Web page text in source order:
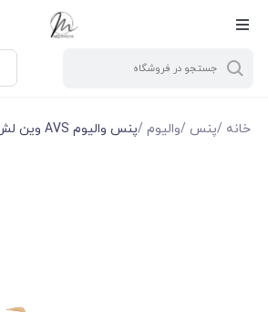
خانه /پنس /والیوم /پنس والیوم AVS وین لش